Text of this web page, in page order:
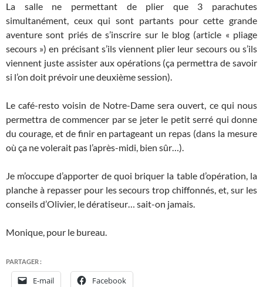
La salle ne permettant de plier que 3 parachutes
simultanément, ceux qui sont partants pour cette grande
aventure sont priés de s’inscrire sur le blog (article « pliage
secours ») en précisant s’ils viennent plier leur secours ou s’ils
viennent juste assister aux opérations (ça permettra de savoir
si l’on doit prévoir une deuxième session).
Le café-resto voisin de Notre-Dame sera ouvert, ce qui nous
permettra de commencer par se jeter le petit serré qui donne
du courage, et de finir en partageant un repas (dans la mesure
où ça ne volerait pas l’après-midi, bien sûr…).
Je m’occupe d’apporter de quoi briquer la table d’opération, la
planche à repasser pour les secours trop chiffonnés, et, sur les
conseils d’Olivier, le dératiseur… sait-on jamais.
Monique, pour le bureau.
PARTAGER :
E-mail Facebook